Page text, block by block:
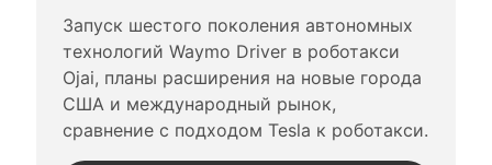
Запуск шестого поколения автономных
технологий Waymo Driver в роботакси
Ojai, планы расширения на новые города
США и международный рынок,
сравнение с подходом Tesla к роботакси.